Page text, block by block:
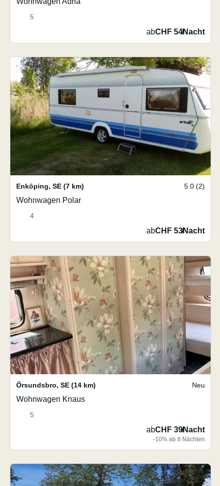
5
abCHF 54/Nacht
Enköping, SE (7 km) 5.0 (2)
Wohnwagen Polar
4
abCHF 53/Nacht
Örsundsbro, SE (14 km) Neu
Wohnwagen Knaus
5
abCHF 39/Nacht
-10% ab 8 Nächten